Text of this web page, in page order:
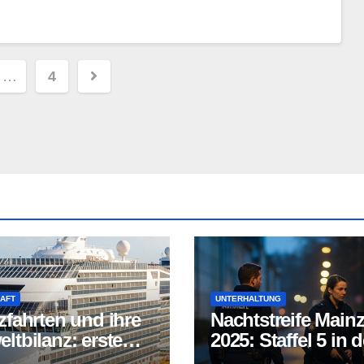
… 4
und ihre
erste
UNTERHALTUNG
Nachtstreife Mainz
2025: Staffel 5 in